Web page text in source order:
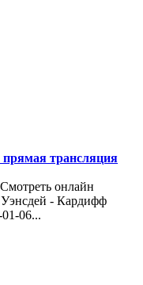
трансляция
онлайн
- Кардифф
06...